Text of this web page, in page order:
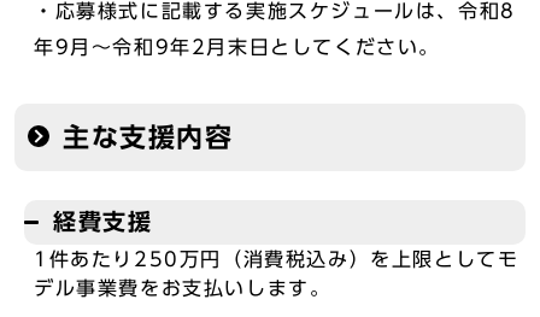
・応募様式に記載する実施スケジュールは、令和8
年9月～令和9年2月末日としてください。
主な支援内容
経費支援
1件あたり250万円（消費税込み）を上限としてモ
デル事業費をお支払いします。